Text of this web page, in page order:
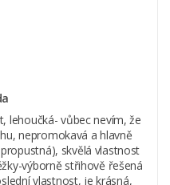
lehoučká- vůbec nevím, že
nepromokavá a hlavně
skvělá vlastnost
výborně střihově řešená
vlastnost, je krásná,